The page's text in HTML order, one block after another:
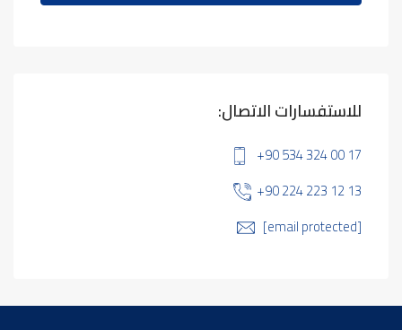
للاستفسارات الاتصال:
+90 534 324 00 17
+90 224 223 12 13
[email protected]